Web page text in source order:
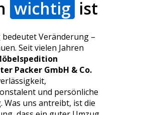
wichtig ist
bedeutet Veränderung –
Seit vielen Jahren
Packer GmbH & Co.
und persönliche
Was uns antreibt, ist die